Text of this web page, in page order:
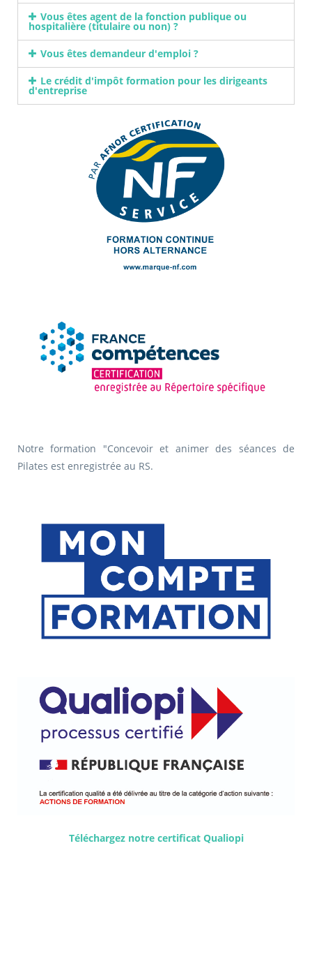
Vous êtes agent de la fonction publique ou
hospitalière (titulaire ou non) ?
Vous êtes demandeur d'emploi ?
Le crédit d'impôt formation pour les dirigeants
d'entreprise
Notre formation "Concevoir et animer des séances de
Pilates est enregistrée au RS.
Téléchargez notre certificat Qualiopi